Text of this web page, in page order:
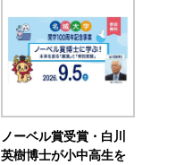
ノーベル賞受賞・白川
英樹博士が小中高生を